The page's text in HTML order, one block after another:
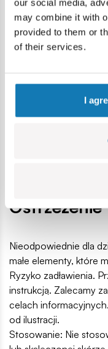
our social media,
may combine it with
provided to them or
of their services.
I
zaczniesz.
Nie używaj na
Zmywanie? To
miękka ściereczka.
Zacznij grę
się jak nigdy dotąd!
zgadywanki i
Ostrzeżenie
Nieodpowiednie dla
małe elementy, które
Ryzyko zadławienia.
instrukcją. Zalecamy
celach
od ilustracji.
Stosowanie: Nie